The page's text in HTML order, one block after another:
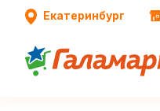
Екатеринбург